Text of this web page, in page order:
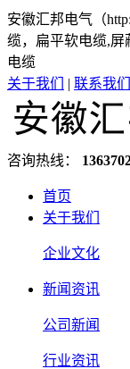
安徽汇邦电气（
缆，扁平软电缆,屏
电缆
关于我们
| 联系我们
咨询热线：
首页
关于我们
企业文化
新闻资讯
公司新闻
行业资讯